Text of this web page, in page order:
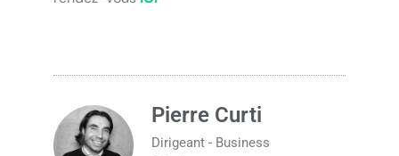
Pierre Curti
Dirigeant - Business